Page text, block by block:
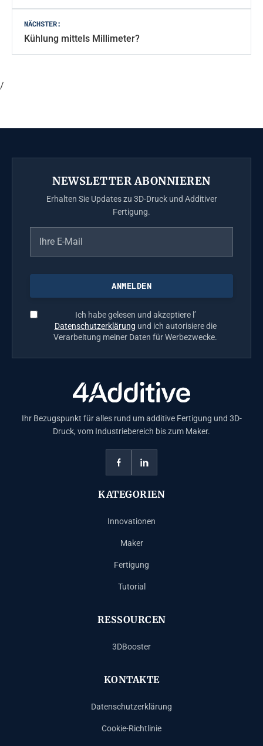
NÄCHSTER:
Kühlung mittels Millimeter?
/
NEWSLETTER ABONNIEREN
Erhalten Sie Updates zu 3D-Druck und Additiver
Fertigung.
Ich habe gelesen und akzeptiere l’
Datenschutzerklärung und ich autorisiere die
Verarbeitung meiner Daten für Werbezwecke.
Ihr Bezugspunkt für alles rund um additive Fertigung und 3D-
Druck, vom Industriebereich bis zum Maker.
KATEGORIEN
Innovationen
Maker
Fertigung
Tutorial
RESSOURCEN
3DBooster
KONTAKTE
Datenschutzerklärung
Cookie-Richtlinie